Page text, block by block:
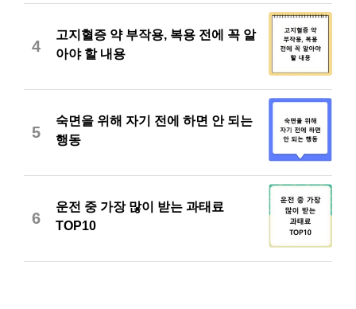
4
고지혈증 약 부작용, 복용 전에 꼭 알
아야 할 내용
5
숙면을 위해 자기 전에 하면 안 되는
행동
6
운전 중 가장 많이 받는 과태료
TOP10